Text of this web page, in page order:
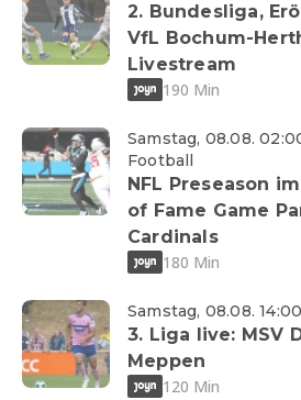
2. Bundesliga,
VfL Bochum-
Livestream
190 Min
Samstag, 08.08.
Football
NFL Preseason
of Fame Game
Cardinals
180 Min
Samstag, 08.08.
3. Liga live: MSV
Meppen
120 Min